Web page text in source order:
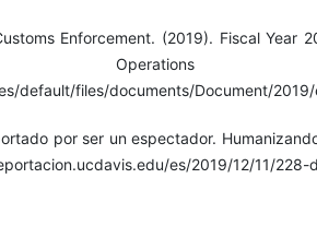
Enforcement. (2019). Fiscal Year
Operations
default/files/documents/Document/
por ser un espectador.
es/2019/12/11/